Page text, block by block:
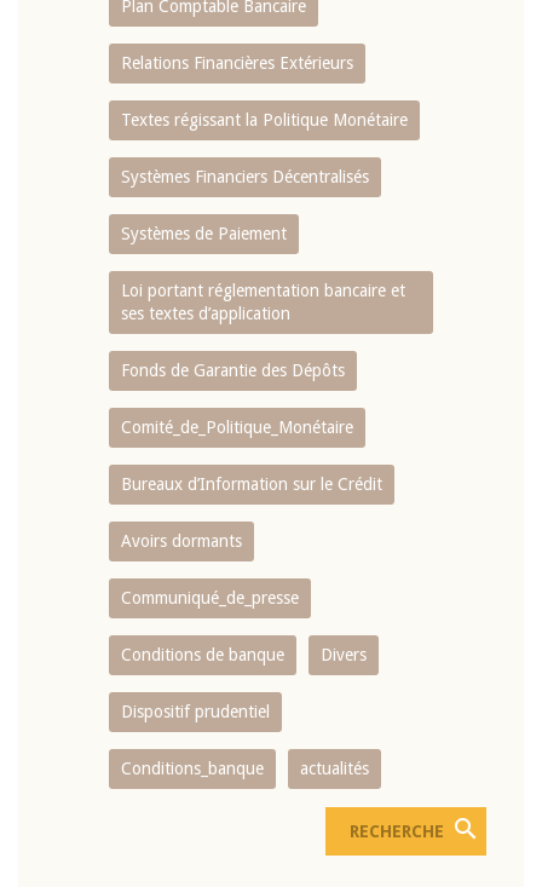
Plan Comptable Bancaire
Relations Financières Extérieurs
Textes régissant la Politique Monétaire
Systèmes Financiers Décentralisés
Systèmes de Paiement
Loi portant réglementation bancaire et
ses textes d’application
Fonds de Garantie des Dépôts
Comité_de_Politique_Monétaire
Bureaux d’Information sur le Crédit
Avoirs dormants
Communiqué_de_presse
Conditions de banque Divers
Dispositif prudentiel
Conditions_banque actualités